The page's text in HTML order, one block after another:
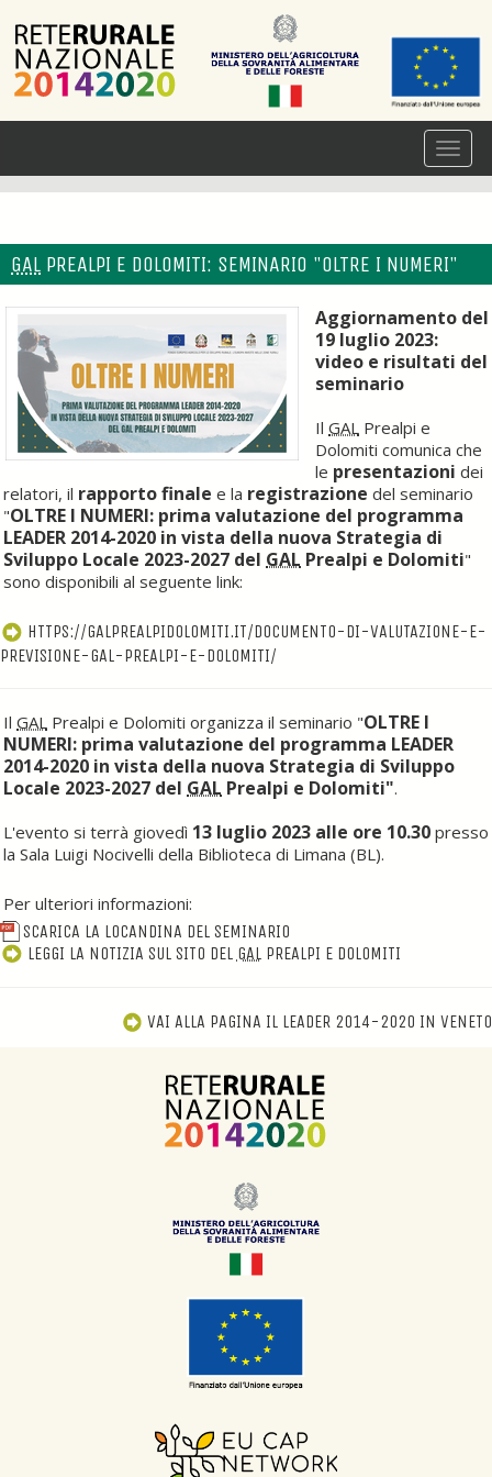
GAL PREALPI E DOLOMITI: SEMINARIO "OLTRE I NUMERI"
Aggiornamento del
19 luglio 2023:
video e risultati del
seminario
Il GAL Prealpi e
Dolomiti comunica che
le presentazioni dei
relatori, il rapporto finale e la registrazione del seminario
"OLTRE I NUMERI: prima valutazione del programma
LEADER 2014-2020 in vista della nuova Strategia di
Sviluppo Locale 2023-2027 del GAL Prealpi e Dolomiti"
sono disponibili al seguente link:
HTTPS://GALPREALPIDOLOMITI.IT/DOCUMENTO-DI-VALUTAZIONE-E-
PREVISIONE-GAL-PREALPI-E-DOLOMITI/
Il GAL Prealpi e Dolomiti organizza il seminario "OLTRE I
NUMERI: prima valutazione del programma LEADER
2014-2020 in vista della nuova Strategia di Sviluppo
Locale 2023-2027 del GAL Prealpi e Dolomiti".
L'evento si terrà giovedì 13 luglio 2023 alle ore 10.30 presso
la Sala Luigi Nocivelli della Biblioteca di Limana (BL).
Per ulteriori informazioni:
SCARICA LA LOCANDINA DEL SEMINARIO
LEGGI LA NOTIZIA SUL SITO DEL GALPREALPI E DOLOMITI
VAI ALLA PAGINA IL LEADER 2014-2020 IN VENETO